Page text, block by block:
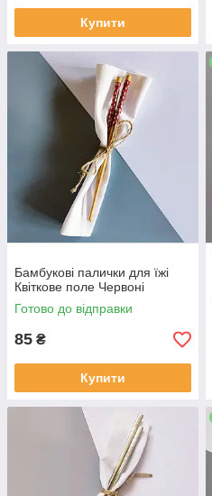
Купити
Бамбукові палички для їжі
Квіткове поле Червоні
Готово до відправки
85 ₴
Купити